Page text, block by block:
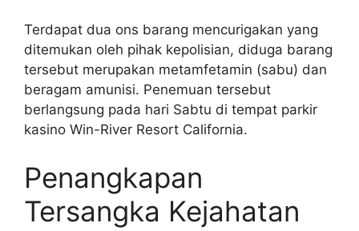
Terdapat dua ons barang mencurigakan yang
ditemukan oleh pihak kepolisian, diduga barang
tersebut merupakan metamfetamin (sabu) dan
beragam amunisi. Penemuan tersebut
berlangsung pada hari Sabtu di tempat parkir
kasino Win-River Resort California.
Penangkapan
Tersangka Kejahatan